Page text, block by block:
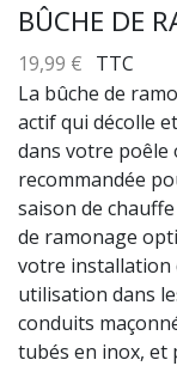
BÛCHE DE
19,99 € TTC
La bûche de
actif qui décolle
dans votre poêle
recommandée
saison de
de ramonage
votre installation
utilisation dans
conduits
tubés en inox, et